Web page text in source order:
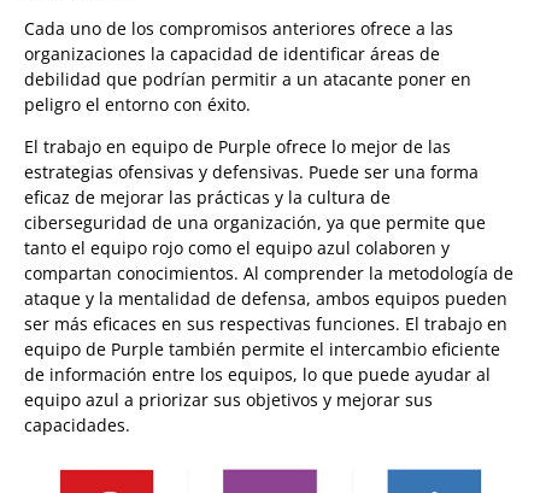
Cada uno de los compromisos anteriores ofrece a las
organizaciones la capacidad de identificar áreas de
debilidad que podrían permitir a un atacante poner en
peligro el entorno con éxito.
El trabajo en equipo de Purple ofrece lo mejor de las
estrategias ofensivas y defensivas. Puede ser una forma
eficaz de mejorar las prácticas y la cultura de
ciberseguridad de una organización, ya que permite que
tanto el equipo rojo como el equipo azul colaboren y
compartan conocimientos. Al comprender la metodología de
ataque y la mentalidad de defensa, ambos equipos pueden
ser más eficaces en sus respectivas funciones. El trabajo en
equipo de Purple también permite el intercambio eficiente
de información entre los equipos, lo que puede ayudar al
equipo azul a priorizar sus objetivos y mejorar sus
capacidades.